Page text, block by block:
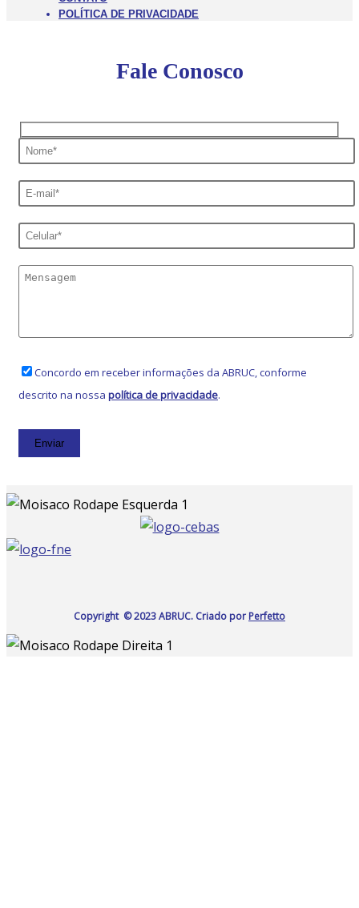
POLÍTICA DE PRIVACIDADE
Fale Conosco
Concordo em receber informações da ABRUC, conforme
descrito na nossa política de privacidade.
Copyright © 2023 ABRUC. Criado por Perfetto